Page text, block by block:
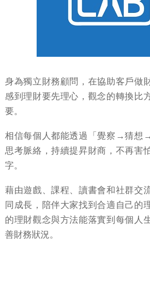
身為獨立財務顧問，在協助客戶做
感到理財要先理心，觀念的轉換比
要。
相信每個人都能透過「覺察→猜
思考脈絡，持續提昇財商，不再害
字。
藉由遊戲、課程、讀書會和社群交
同成長，陪伴大家找到合適自己的
的理財觀念與方法能落實到每個人
善財務狀況。